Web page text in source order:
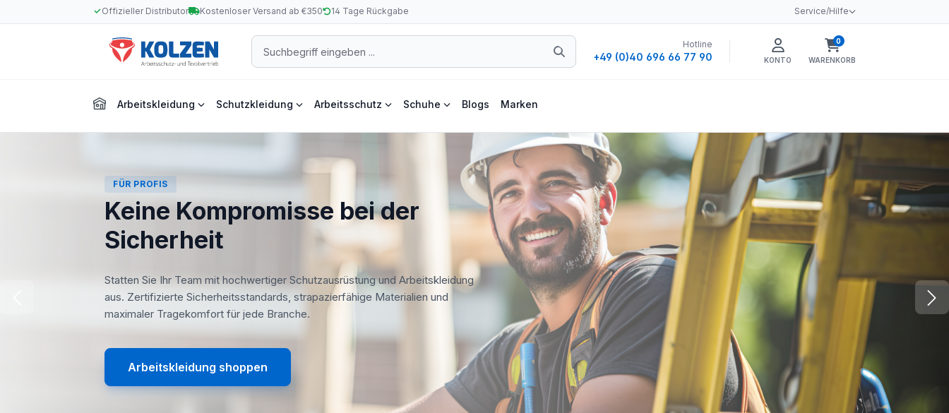
Hauptinhalt springen
Zur Suche springen
Zur Hauptnavigation springen
Offizieller Distributor Kostenloser Versand ab €350 14 Tage Rückgabe Service/Hilfe
Hotline
+49 (0)40 696 66 77 90 KONTO
0
WARENKORB
Warenkorb enthält
Arbeitskleidung Schutzkleidung Arbeitsschutz Schuhe Blogs Marken
FÜR PROFIS
Keine Kompromisse bei der
Sicherheit
Statten Sie Ihr Team mit hochwertiger Schutzausrüstung und Arbeitskleidung
aus. Zertifizierte Sicherheitsstandards, strapazierfähige Materialien und
maximaler Tragekomfort für jede Branche.
Arbeitskleidung shoppen